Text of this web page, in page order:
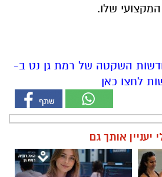
שלו.
השקטה של רמת גן נט ב-
יעניין אותך גם